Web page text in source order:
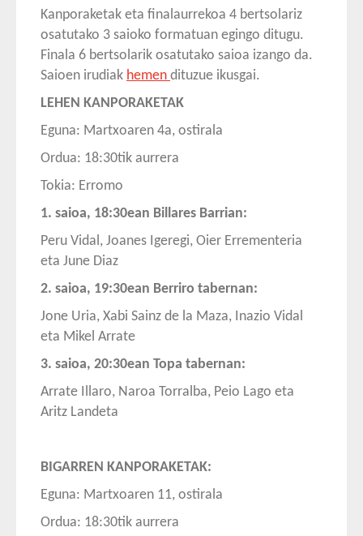
Kanporaketak eta finalaurrekoa 4 bertsolariz
osatutako 3 saioko formatuan egingo ditugu.
Finala 6 bertsolarik osatutako saioa izango da.
Saioen irudiak hemen dituzue ikusgai.
LEHEN KANPORAKETAK
Eguna: Martxoaren 4a, ostirala
Ordua: 18:30tik aurrera
Tokia: Erromo
1. saioa, 18:30ean Billares Barrian:
Peru Vidal, Joanes Igeregi, Oier Errementeria
eta June Diaz
2. saioa, 19:30ean Berriro tabernan:
Jone Uria, Xabi Sainz de la Maza, Inazio Vidal
eta Mikel Arrate
3. saioa, 20:30ean Topa tabernan:
Arrate Illaro, Naroa Torralba, Peio Lago eta
Aritz Landeta
BIGARREN KANPORAKETAK:
Eguna: Martxoaren 11, ostirala
Ordua: 18:30tik aurrera